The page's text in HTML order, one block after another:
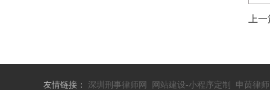
上
友情链接： 深圳刑事律师网 网站建设-小程序定制 申茵律